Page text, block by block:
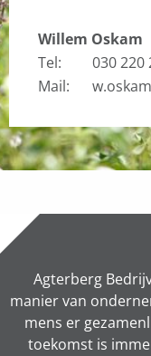
Willem Oskam
Tel:
030 220
Mail:
Agterberg
manier van
mens er
toekomst is